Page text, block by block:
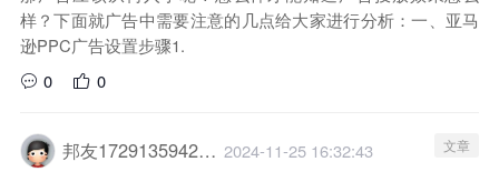
样？下面就广告中需要注意的几点给大家进行分析：一、亚马
逊PPC广告设置步骤1.
0
0
邦友1729135942029 2024-11-25 16:32:43 文章